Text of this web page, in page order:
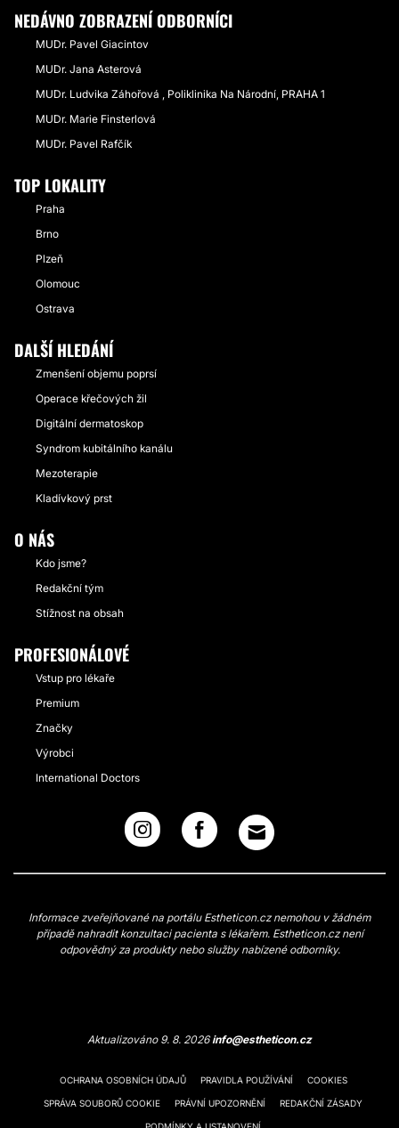
NEDÁVNO ZOBRAZENÍ ODBORNÍCI
MUDr. Pavel Giacintov
MUDr. Jana Asterová
MUDr. Ludvika Záhořová , Poliklinika Na Národní, PRAHA 1
MUDr. Marie Finsterlová
MUDr. Pavel Rafčík
TOP LOKALITY
Praha
Brno
Plzeň
Olomouc
Ostrava
DALŠÍ HLEDÁNÍ
Zmenšení objemu poprsí
Operace křečových žil
Digitální dermatoskop
Syndrom kubitálního kanálu
Mezoterapie
Kladívkový prst
O NÁS
Kdo jsme?
Redakční tým
Stížnost na obsah
PROFESIONÁLOVÉ
Vstup pro lékaře
Premium
Značky
Výrobci
International Doctors
Informace zveřejňované na portálu Estheticon.cz nemohou v žádném
případě nahradit konzultaci pacienta s lékařem. Estheticon.cz není
odpovědný za produkty nebo služby nabízené odborníky.
Aktualizováno 9. 8. 2026info@estheticon.cz
OCHRANA OSOBNÍCH ÚDAJŮ PRAVIDLA POUŽÍVÁNÍ COOKIES
SPRÁVA SOUBORŮ COOKIE PRÁVNÍ UPOZORNĚNÍ REDAKČNÍ ZÁSADY